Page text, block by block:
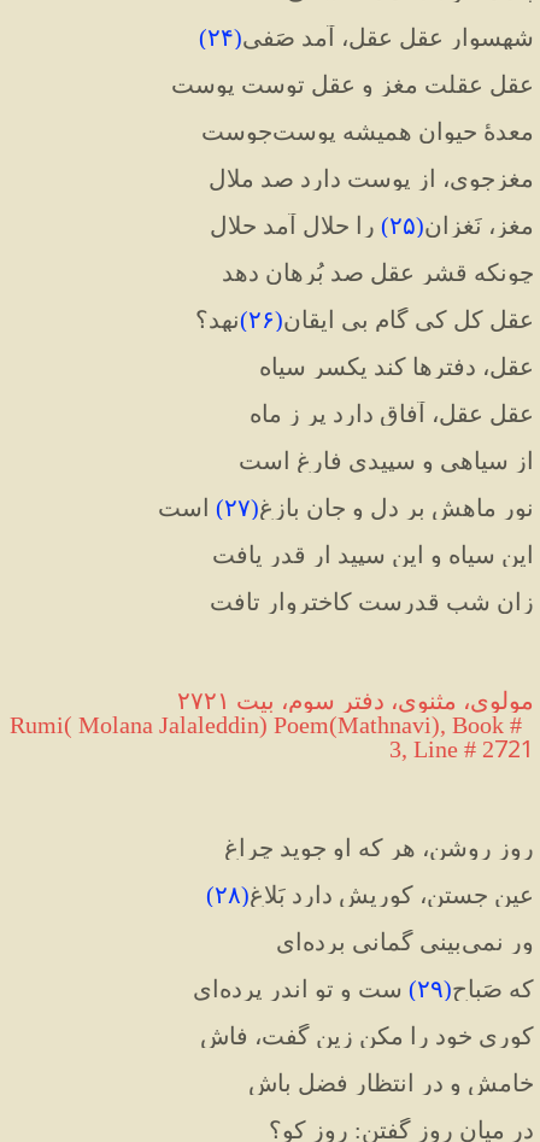
شهسوار عقل عقل، آمد صَفی(۲۴)
عقل عقلت مغز و عقل توست پوست
معدهٔ حیوان همیشه پوست‌جوست
مغزجوی، از پوست دارد صد ملال
مغز، نَغزان(۲۵) را حلال آمد حلال
چونکه قشر عقل صد بُرهان دهد
عقل کل کی گام بی ایقان(۲۶)نهد؟
عقل، دفترها کند یکسر سیاه
عقل عقل، آفاق دارد پر ز ماه
از سیاهی و سپیدی فارغ است
نور ماهش بر دل و جان بازِغ(۲۷) است
این سیاه و این سپید ار قدر یافت
زان شب قدرست کاختروار تافت
مولوی، مثنوی، دفتر سوم، بیت ٢٧٢١
Rumi( Molana Jalaleddin) Poem(Mathnavi), Book #
3, Line # 2721
روز روشن، هر که او جوید چراغ
عین جستن، کوریش دارد بَلاغ(۲۸)
ور نمی‌بینی گمانی برده‌ای
که صَباح(۲۹) ست و تو اندر پرده‌ای
کوری خود را مکن زین گفت، فاش
خامش و در انتظار فضل باش
در میان روز گفتن: روز کو؟